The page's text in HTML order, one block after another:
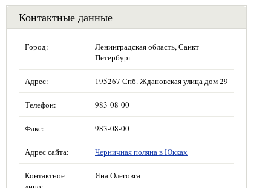
Контактные данные
Город:
Ленинградская область, Санкт-
Петербург
Адрес: 195267 Спб. Ждановская улица дом 29
Телефон: 983-08-00
Факс: 983-08-00
Адрес сайта: Черничная поляна в Юкках
Контактное
Яна Олеговга